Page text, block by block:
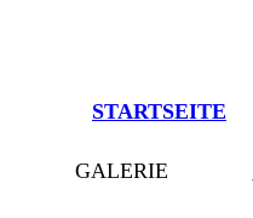
STARTSEITE
GALERIE